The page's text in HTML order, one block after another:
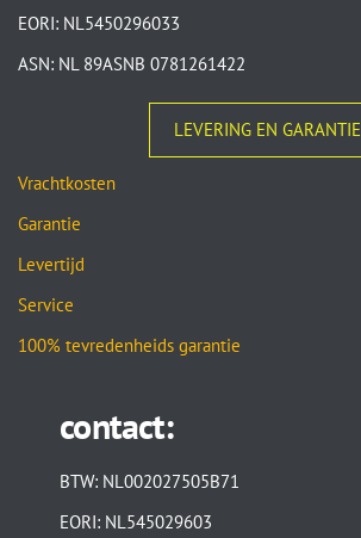
EORI: NL5450296033
ASN: NL 89ASNB 0781261422
LEVERING EN GARANTIE
Vrachtkosten
Garantie
Levertijd
Service
100% tevredenheids garantie
contact:
BTW: NL002027505B71
EORI: NL545029603